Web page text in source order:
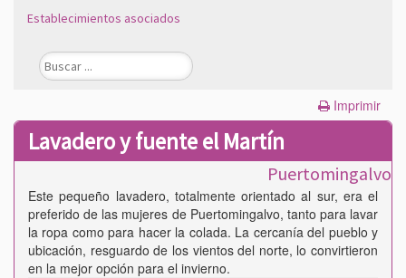
Establecimientos asociados
Imprimir
Lavadero y fuente el Martín
Puertomingalvo
Este pequeño lavadero, totalmente orientado al sur, era el
preferido de las mujeres de Puertomingalvo, tanto para lavar
la ropa como para hacer la colada. La cercanía del pueblo y
ubicación, resguardo de los vientos del norte, lo convirtieron
en la mejor opción para el invierno.